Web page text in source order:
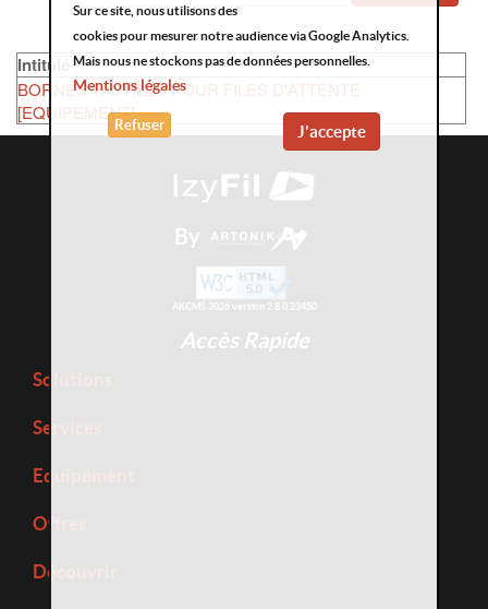
Intitulé
BORNES TACTILES POUR FILES D'ATTENTE
[EQUIPEMENT]
By
AKCMS 2026 version 2.8.0.23450
Accès Rapide
Solutions
Services
Equipement
Offres
Découvrir
Sur ce site, nous utilisons des
cookies pour mesurer notre audience via Google Analytics.
Mais nous ne stockons pas de données personnelles.
Mentions légales
J'accepte
Refuser